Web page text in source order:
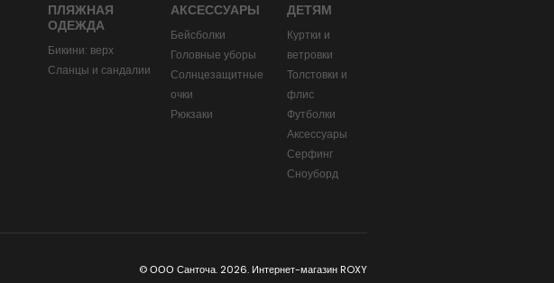
ПЛЯЖНАЯ
ОДЕЖДА
Бикини: верх
Сланцы и сандалии
АКСЕССУАРЫ
Бейсболки
Головные уборы
Солнцезащитные
очки
Рюкзаки
ДЕТЯМ
Куртки и
ветровки
Толстовки и
флис
Футболки
Аксессуары
Серфинг
Сноуборд
© ООО Санточа. 2026. Интернет-магазин ROXY